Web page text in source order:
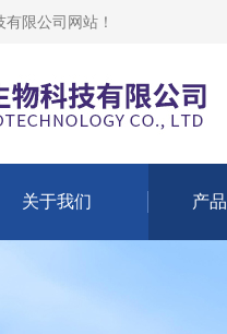
有限公司网站 ！
关于我们 产